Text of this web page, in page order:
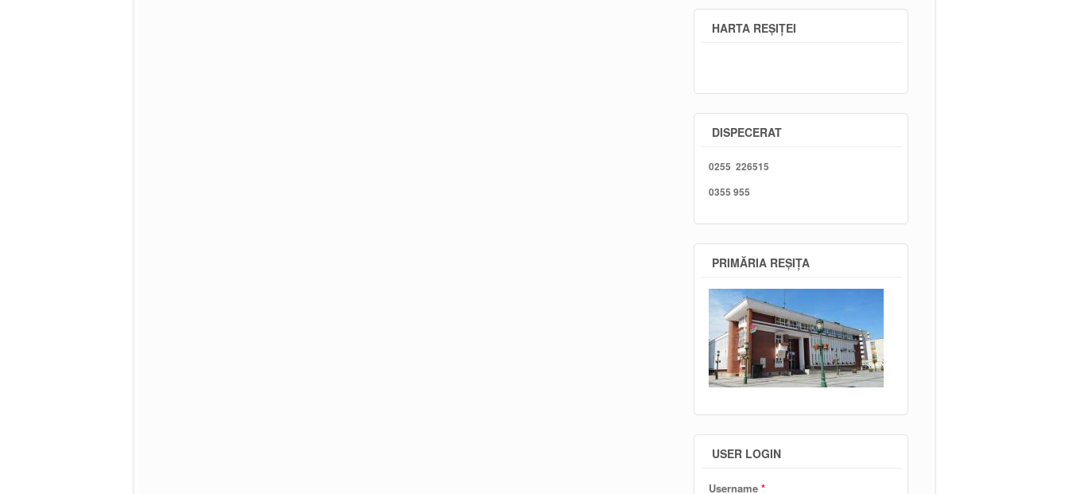
HARTA REȘIȚEI
DISPECERAT
0255 226515
0355 955
PRIMĂRIA REȘIȚA
USER LOGIN
Username *